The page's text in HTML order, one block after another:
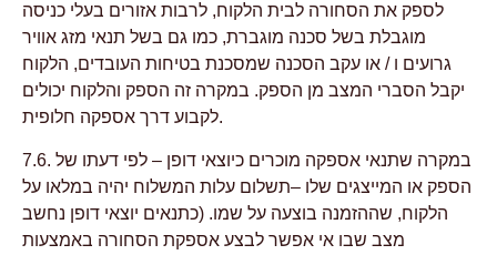
לספק את הסחורה לבית הלקוח, לרבות אזורים בעלי כניסה
מוגבלת בשל סכנה מוגברת, כמו גם בשל תנאי מזג אוויר
גרועים ו / או עקב הסכנה שמסכנת בטיחות העובדים, הלקוח
יקבל הסברי המצב מן הספק. במקרה זה הספק והלקוח יכולים
לקבוע דרך אספקה חלופית.
7.6. במקרה שתנאי אספקה מוכרים כיוצאי דופן – לפי דעתו של
הספק או המייצגים שלו –תשלום עלות המשלוח יהיה במלאו על
הלקוח, שההזמנה בוצעה על שמו. (כתנאים יוצאי דופן נחשב
מצב שבו אי אפשר לבצע אספקת הסחורה באמצעות